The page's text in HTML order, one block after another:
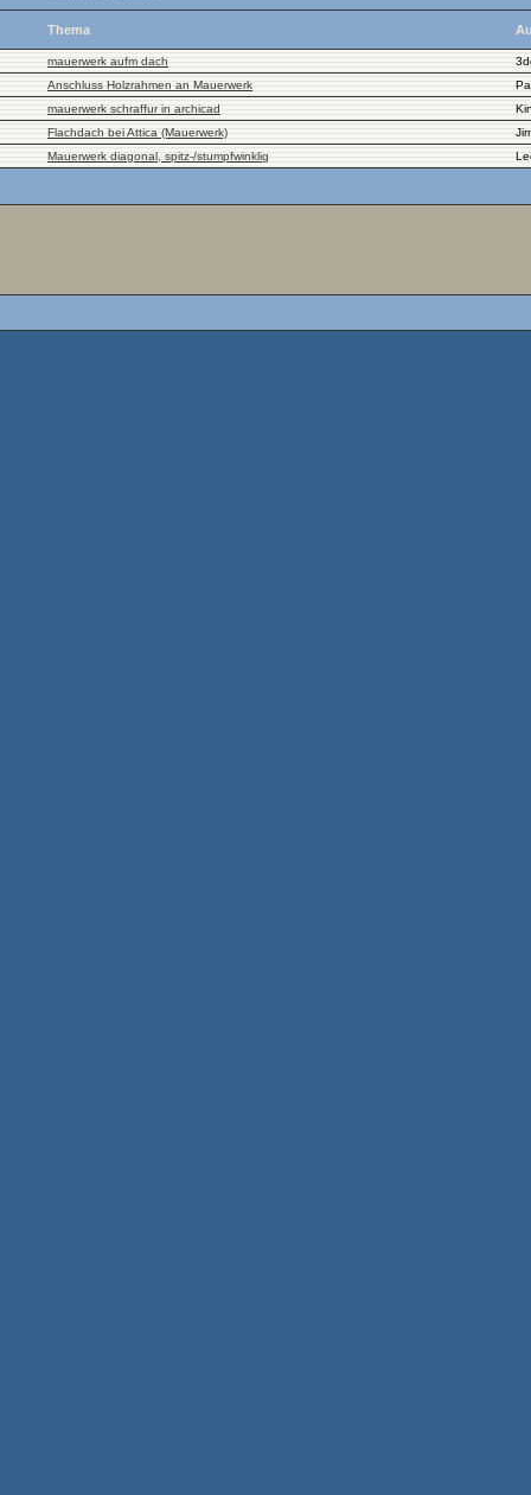
Thema
mauerwerk aufm dach
Anschluss Holzrahmen an Mauerwerk
mauerwerk schraffur in archicad
Flachdach bei Attica (Mauerwerk)
Mauerwerk diagonal, spitz-/stumpfwinklig